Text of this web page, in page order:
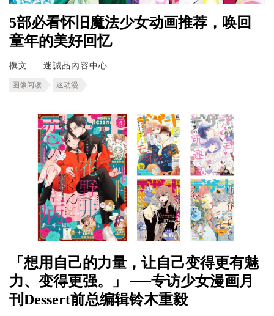
5部必看怀旧魔法少女动画推荐，唤回
童年的美好回忆
撰文 迷誠品內容中心
图像阅读 迷动漫
「想用自己的力量，让自己变得更有魅
力、变得更强。」 ──专访少女漫画月
刊Dessert前总编辑铃木重毅